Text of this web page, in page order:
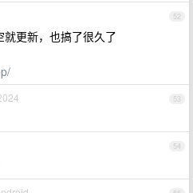
52
更新，也搞了很久了
53
54